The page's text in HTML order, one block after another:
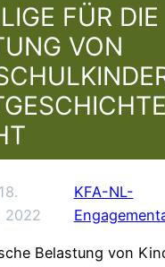
FÜR DIE
VON
2022
KFA-NL-
Belastung von